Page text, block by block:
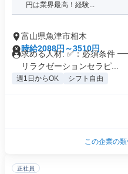
円は業界最高！経験...
富山県魚津市相木
時給2088円～3510円
求める人材: ✅：必
リラクゼーションセラピ...
週1日からOK シフト自由
この企業の
正社員